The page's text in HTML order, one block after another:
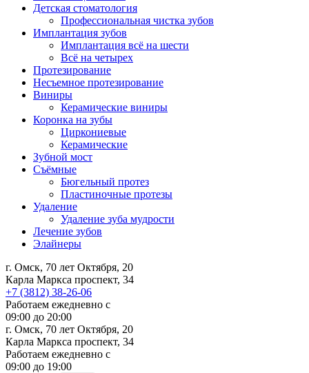
Детская стоматология
Профессиональная чистка зубов
Имплантация зубов
Имплантация всё на шести
Всё на четырех
Протезирование
Несъемное протезирование
Виниры
Керамические виниры
Коронка на зубы
Циркониевые
Керамические
Зубной мост
Съёмные
Бюгельный протез
Пластиночные протезы
Удаление
Удаление зуба мудрости
Лечение зубов
Элайнеры
г. Омск, 70 лет Октября, 20
Карла Маркса проспект, 34
+7 (3812) 38-26-06
Работаем ежедневно с
09:00 до 20:00
г. Омск, 70 лет Октября, 20
Карла Маркса проспект, 34
Работаем ежедневно с
09:00 до 19:00